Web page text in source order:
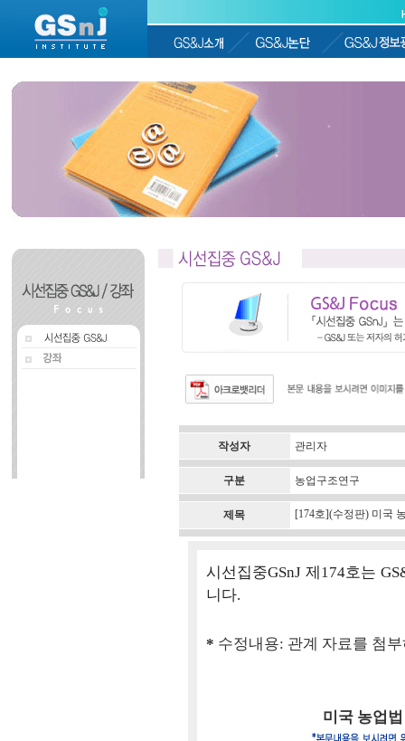
작성자 관리자
구분 농업구조연구
제목 [174호](수정판) 미국
시선집중GSnJ 제174호는
니다.
* 수정내용: 관계 자료를 첨
미국 농업